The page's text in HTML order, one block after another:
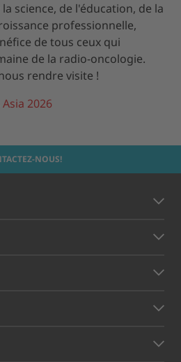
science, de l'éducation, de la
professionnelle,
de tous ceux qui
de la radio-oncologie.
rendre visite !
Asia 2026
NOUS!